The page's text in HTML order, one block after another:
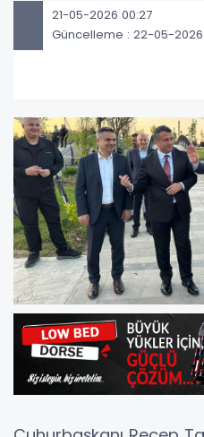
21-05-2026 00:27
Güncelleme : 22-05-